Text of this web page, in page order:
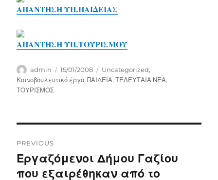
ΑΠΑΝΤΗΣΗ ΥΠ.ΠΑΙΔΕΙΑΣ
ΑΠΑΝΤΗΣΗ ΥΠ.ΤΟΥΡΙΣΜΟΥ
Author
admin
Posted
on
15/01/2008 Categories
Uncategorized,
Κοινοβουλευτικό έργο,ΠΑΙΔΕΙΑ,ΤΕΛΕΥΤΑΙΑ ΝΕΑ,
ΤΟΥΡΙΣΜΟΣ
navigation
PREVIOUS
Previous
post:
Εργαζόμενοι Δήμου Γαζίου
που εξαιρέθηκαν από το